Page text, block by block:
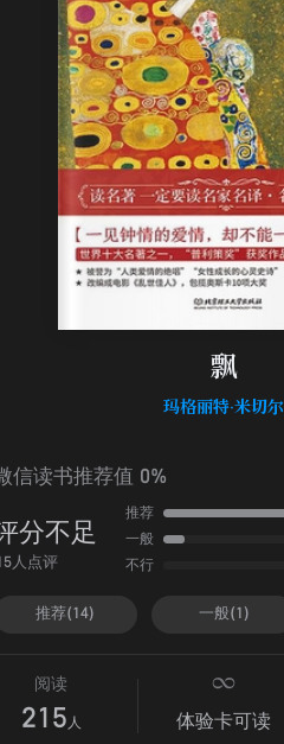
飘
玛格丽特·米切尔
信读书推荐值 0%
分不足
人点评
推荐
一般
不行
推荐(14) 一般(1)
阅读
215 人 体验卡可读